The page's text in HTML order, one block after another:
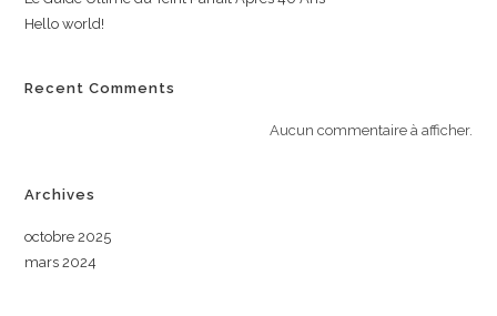
Hello world!
Recent Comments
Aucun commentaire à afficher.
Archives
octobre 2025
mars 2024